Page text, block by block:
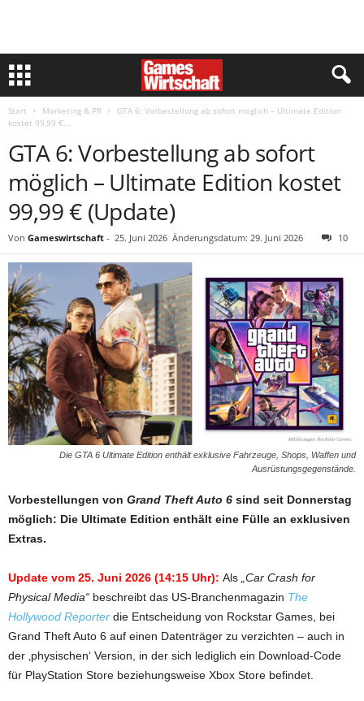
Start Marketing & PR
GTA 6: Vorbestellung ab sofort möglich – Ultimate Edition
kostet 99,99 €...
GTA 6: Vorbestellung ab sofort
möglich – Ultimate Edition kostet
99,99 € (Update)
Von Gameswirtschaft - 25. Juni 2026 Änderungsdatum: 29. Juni 2026 10
Die GTA 6 Ultimate Edition enthält exklusive Fahrzeuge, Shops, Waffen und
Ausrüstungsgegenstände.
Vorbestellungen von Grand Theft Auto 6 sind seit Donnerstag
möglich: Die Ultimate Edition enthält eine Fülle an exklusiven
Extras.
Update vom 25. Juni 2026 (14:15 Uhr): Als „Car Crash for
Physical Media“ beschreibt das US-Branchenmagazin The
Hollywood Reporter die Entscheidung von Rockstar Games, bei
Grand Theft Auto 6 auf einen Datenträger zu verzichten – auch in
der ‚physischen‘ Version, in der sich lediglich ein Download-Code
für PlayStation Store beziehungsweise Xbox Store befindet.